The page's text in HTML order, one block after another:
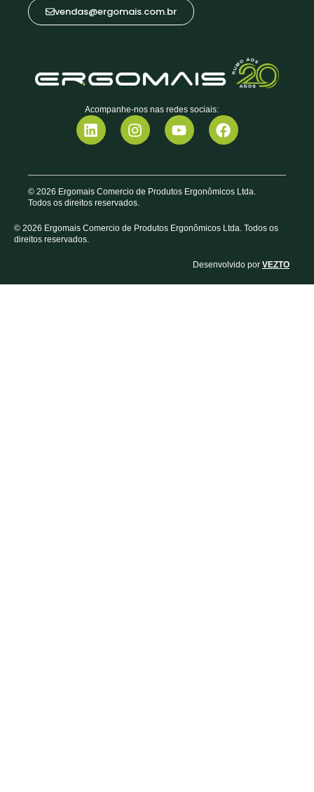
vendas@ergomais.com.br
Acompanhe-nos nas redes sociais:
© 2026 Ergomais Comercio de Produtos Ergonômicos Ltda.
Todos os direitos reservados.
© 2026 Ergomais Comercio de Produtos Ergonômicos Ltda. Todos os
direitos reservados.
Desenvolvido por VEZTO